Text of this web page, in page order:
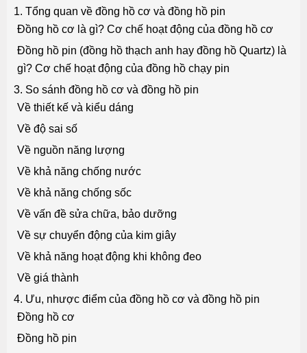
1. Tổng quan về đồng hồ cơ và đồng hồ pin
Đồng hồ cơ là gì? Cơ chế hoạt động của đồng hồ cơ
Đồng hồ pin (đồng hồ thạch anh hay đồng hồ Quartz) là
gì? Cơ chế hoạt động của đồng hồ chạy pin
3. So sánh đồng hồ cơ và đồng hồ pin
Về thiết kế và kiểu dáng
Về độ sai số
Về nguồn năng lượng
Về khả năng chống nước
Về khả năng chống sốc
Về vấn đề sửa chữa, bảo dưỡng
Về sự chuyển động của kim giây
Về khả năng hoạt động khi không đeo
Về giá thành
4. Ưu, nhược điểm của đồng hồ cơ và đồng hồ pin
Đồng hồ cơ
Đồng hồ pin